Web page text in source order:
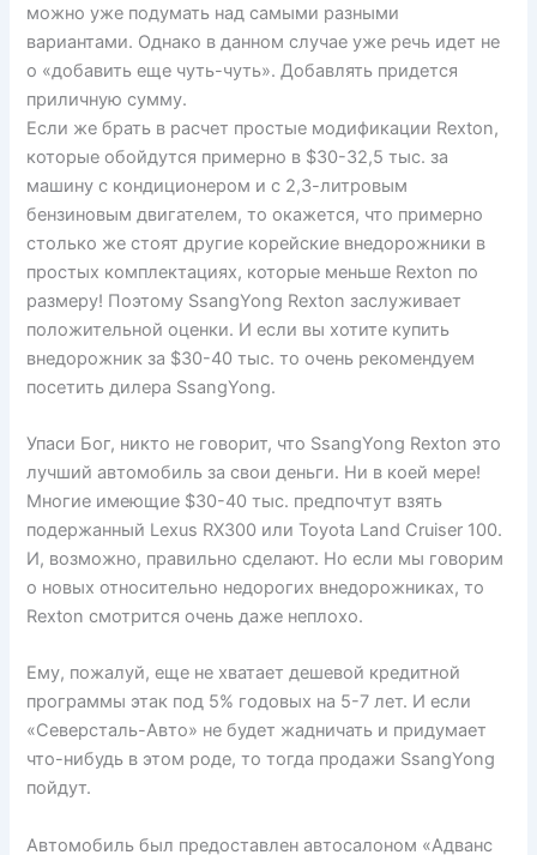
можно уже подумать над самыми разными
вариантами. Однако в данном случае уже речь идет не
о «добавить еще чуть-чуть». Добавлять придется
приличную сумму.
Если же брать в расчет простые модификации Rexton,
которые обойдутся примерно в $30-32,5 тыс. за
машину с кондиционером и с 2,3-литровым
бензиновым двигателем, то окажется, что примерно
столько же стоят другие корейские внедорожники в
простых комплектациях, которые меньше Rexton по
размеру! Поэтому SsangYong Rexton заслуживает
положительной оценки. И если вы хотите купить
внедорожник за $30-40 тыс. то очень рекомендуем
посетить дилера SsangYong.
Упаси Бог, никто не говорит, что SsangYong Rexton это
лучший автомобиль за свои деньги. Ни в коей мере!
Многие имеющие $30-40 тыс. предпочтут взять
подержанный Lexus RX300 или Toyota Land Cruiser 100.
И, возможно, правильно сделают. Но если мы говорим
о новых относительно недорогих внедорожниках, то
Rexton смотрится очень даже неплохо.
Ему, пожалуй, еще не хватает дешевой кредитной
программы этак под 5% годовых на 5-7 лет. И если
«Северсталь-Авто» не будет жадничать и придумает
что-нибудь в этом роде, то тогда продажи SsangYong
пойдут.
Автомобиль был предоставлен автосалоном «Адванс